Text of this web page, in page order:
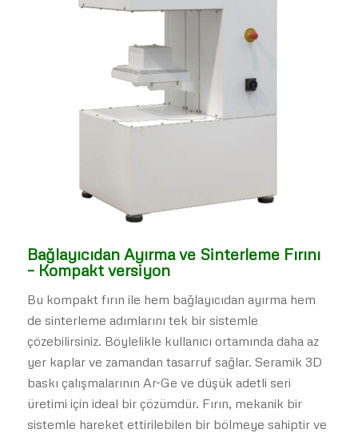
Bağlayıcıdan Ayırma ve Sinterleme Fırını
– Kompakt versiyon
Bu kompakt fırın ile hem bağlayıcıdan ayırma hem
de sinterleme adımlarını tek bir sistemle
çözebilirsiniz. Böylelikle kullanıcı ortamında daha az
yer kaplar ve zamandan tasarruf sağlar. Seramik 3D
baskı çalışmalarının Ar-Ge ve düşük adetli seri
üretimi için ideal bir çözümdür. Fırın, mekanik bir
sistemle hareket ettirilebilen bir bölmeye sahiptir ve